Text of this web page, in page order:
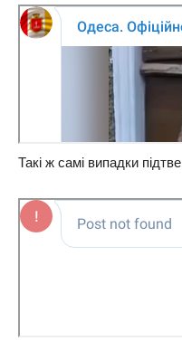
Такі ж самі випадки